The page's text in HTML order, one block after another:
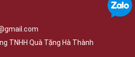
TNHH Quà Tặng Hà Thành